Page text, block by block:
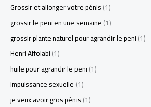
Grossir et allonger votre pénis(1)
grossir le peni en une semaine(1)
grossir plante naturel pour agrandir le peni(1)
Henri Affolabi(1)
huile pour agrandir le peni(1)
Impuissance sexuelle(1)
je veux avoir gros pénis(1)